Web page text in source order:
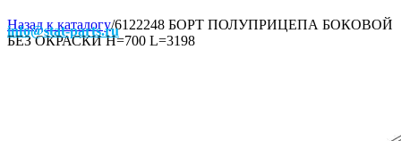
info@stat-parts.ru
Назад к каталогу/6122248 БОРТ ПОЛУПРИЦЕПА БОКОВОЙ
БЕЗ ОКРАСКИ H=700 L=3198